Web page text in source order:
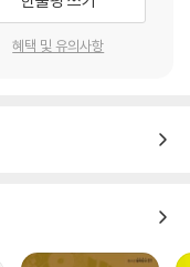
까요?
벗어날 수 있나요?
가요?
이 되었다. 미국의 문화
이 주축이 되어 설립했
성취한 보기 드문 저
된 것이 팰러앨토 학파 철
혜택 및 유의사항